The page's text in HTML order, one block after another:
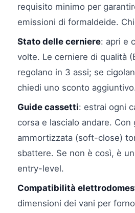
requisito minimo per
emissioni di formaldeide.
Stato delle cerniere: apri e
volte. Le cerniere di qualità
regolano in 3 assi; se
chiedi uno sconto
Guide cassetti: estrai ogni
corsa e lascialo andare. Con
ammortizzata (soft-close)
sbattere. Se non è così, è
entry-level.
Compatibilità
dimensioni dei vani per